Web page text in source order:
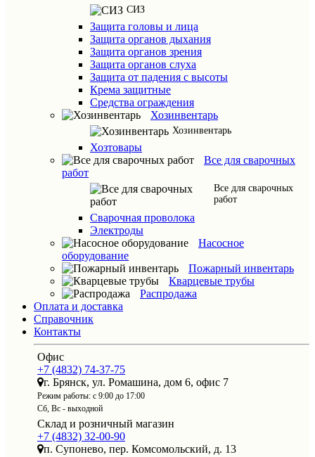
СИЗ
Защита головы и лица
Защита органов дыхания
Защита органов зрения
Защита органов слуха
Защита от падения с высоты
Крема защитные
Средства ограждения
Хозинвентарь
Хозинвентарь
Хозтовары
Все для сварочных
работ
Все для сварочных
работ
Сварочная проволока
Электроды
Насосное
оборудование
Пожарный инвентарь
Кварцевые трубы
Распродажа
Оплата и доставка
Справочник
Контакты
Офис
+7 (4832) 74-37-75
г. Брянск, ул. Ромашина, дом 6, офис 7
Режим работы: с 9:00 до 17:00
Сб, Вс - выходной
Склад и розничный магазин
+7 (4832) 32-00-90
п. Супонево, пер. Комсомольский, д. 13